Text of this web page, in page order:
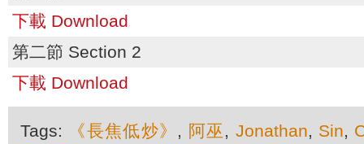
下載 Download
第二節 Section 2
下載 Download
Tags: 《長焦低炒》 , 阿巫 , Jonathan, Sin,